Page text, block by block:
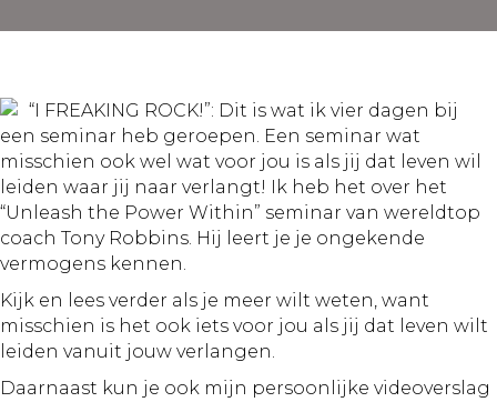
“I FREAKING ROCK!”: Dit is wat ik vier dagen bij
een seminar heb geroepen. Een seminar wat
misschien ook wel wat voor jou is als jij dat leven wil
leiden waar jij naar verlangt! Ik heb het over het
“Unleash the Power Within” seminar van wereldtop
coach Tony Robbins. Hij leert je je ongekende
vermogens kennen.
Kijk en lees verder als je meer wilt weten, want
misschien is het ook iets voor jou als jij dat leven wilt
leiden vanuit jouw verlangen.
Daarnaast kun je ook mijn persoonlijke videoverslag